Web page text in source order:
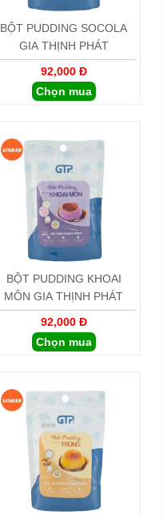
BỘT PUDDING SOCOLA
GIA THỊNH PHÁT
92,000 Đ
Chọn mua
BỘT PUDDING KHOAI
MÔN GIA THỊNH PHÁT
92,000 Đ
Chọn mua